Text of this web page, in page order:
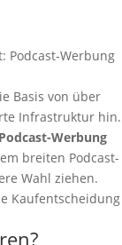
Podcast-Werbung
Basis von über
Infrastruktur hin.
Werbung
breiten Podcast-
Wahl ziehen.
Kaufentscheidung